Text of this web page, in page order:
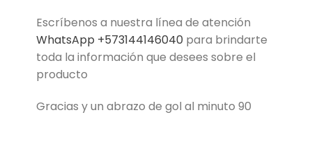
Escríbenos a nuestra línea de atención
WhatsApp +573144146040 para brindarte
toda la información que desees sobre el
producto
Gracias y un abrazo de gol al minuto 90